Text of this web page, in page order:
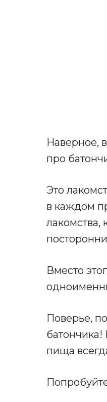
Наверное,
про
Это
в каждом
лакомства,
Вместо
Поверье,
пища